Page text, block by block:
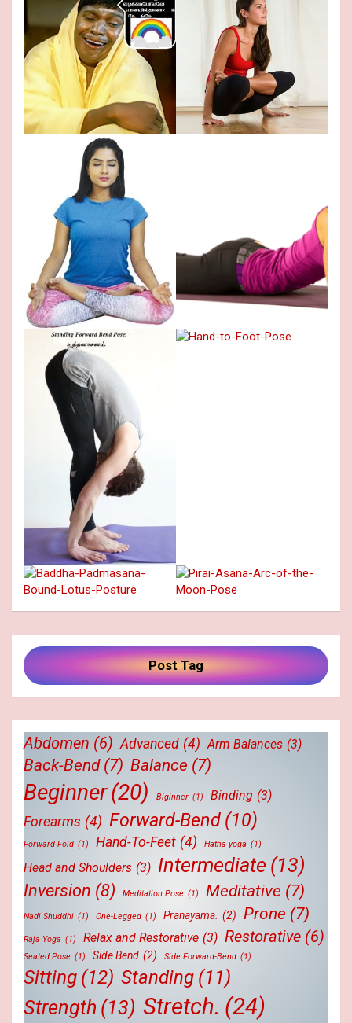
Post Tag
Abdomen (6) Advanced (4) Arm Balances (3)
Back-Bend (7) Balance (7)
Beginner(20) Biginner (1) Binding (3)
Forearms (4) Forward-Bend (10)
Forward Fold (1) Hand-To-Feet (4) Hatha yoga (1)
Head and Shoulders (3) Intermediate (13)
Inversion (8) Meditation Pose (1) Meditative (7)
Nadi Shuddhi (1) One-Legged (1) Pranayama. (2) Prone (7)
Raja Yoga (1) Relax and Restorative (3) Restorative (6)
Seated Pose (1) Side Bend (2) Side Forward-Bend (1)
Sitting (12) Standing (11)
Strength (13) Stretch. (24)